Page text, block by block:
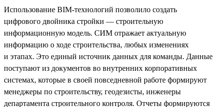
Использование BIM-технологий позволило создать
цифрового двойника стройки — строительную
информационную модель. СИМ отражает актуальную
информацию о ходе строительства, любых изменениях
и этапах. Это единый источник данных для команды. Данные
поступают из документов во внутренних корпоративных
системах, которые в своей повседневной работе формируют
менеджеры по строительству, геодезисты, инженеры
департамента строительного контроля. Отчеты формируются